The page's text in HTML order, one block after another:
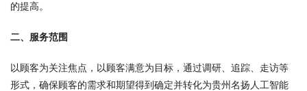
的提高。
二、服务范围
以顾客为关注焦点，以顾客满意为目标，通过调研、追踪、走访等
形式，确保顾客的需求和期望得到确定并转化为贵州名扬人工智能